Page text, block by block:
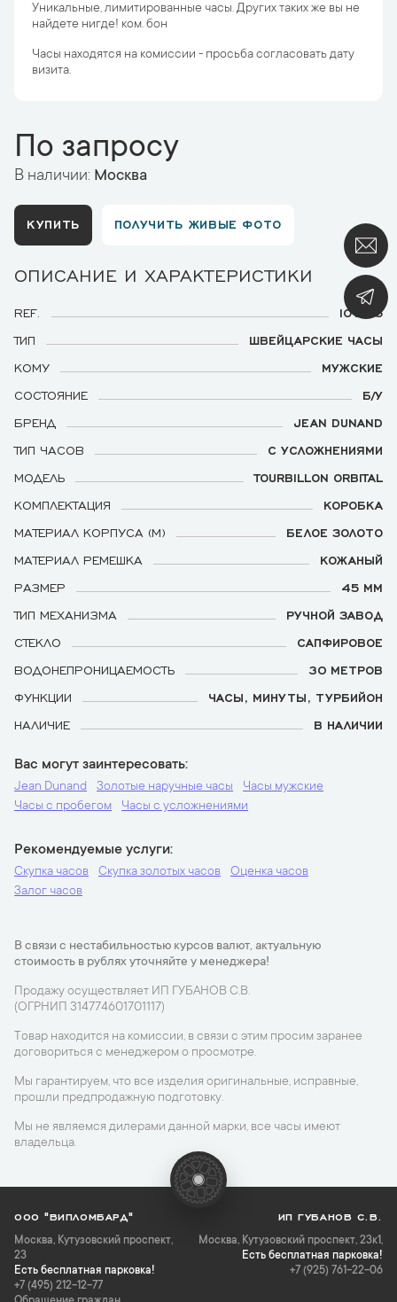
Уникальные, лимитированные часы. Других таких же вы не
найдете нигде! ком. бон
Часы находятся на комиссии - просьба согласовать дату
визита.
По запросу
В наличии: Москва
КУПИТЬ ПОЛУЧИТЬ ЖИВЫЕ ФОТО
ОПИСАНИЕ И ХАРАКТЕРИСТИКИ
REF.
IO1955
ТИП
ШВЕЙЦАРСКИЕ ЧАСЫ
КОМУ
МУЖСКИЕ
СОСТОЯНИЕ
Б/У
БРЕНД
JEAN DUNAND
ТИП ЧАСОВ
С УСЛОЖНЕНИЯМИ
МОДЕЛЬ
TOURBILLON ORBITAL
КОМПЛЕКТАЦИЯ
КОРОБКА
МАТЕРИАЛ КОРПУСА (М)
БЕЛОЕ ЗОЛОТО
МАТЕРИАЛ РЕМЕШКА
КОЖАНЫЙ
РАЗМЕР
45 ММ
ТИП МЕХАНИЗМА
РУЧНОЙ ЗАВОД
СТЕКЛО
САПФИРОВОЕ
ВОДОНЕПРОНИЦАЕМОСТЬ
30 МЕТРОВ
ФУНКЦИИ
ЧАСЫ, МИНУТЫ, ТУРБИЙОН
НАЛИЧИЕ
В НАЛИЧИИ
Вас могут заинтересовать
Jean Dunand Золотые наручные часы
Часы мужские
Часы с пробегом
Часы с усложнениями
Рекомендуемые услуги
Скупка часов Скупка золотых часов
Оценка часов
Залог часов
В связи с нестабильностью курсов валют, актуальную
стоимость в рублях уточняйте у менеджера!
Продажу осуществляет ИП ГУБАНОВ С.В.
(ОГРНИП 314774601701117)
Товар находится на комиссии, в связи с этим просим заранее
договориться с менеджером о просмотре.
Мы гарантируем, что все изделия оригинальные, исправные,
прошли предпродажную подготовку.
Мы не являемся дилерами данной марки, все часы имеют
владельца.
ООО "ВИПЛОМБАРД"
Москва, Кутузовский проспект,
23
Есть бесплатная парковка!
+7 (495) 212-12-77
ИП ГУБАНОВ С.В.
Москва, Кутузовский проспект, 23к1,
Есть бесплатная парковка!
+7 (925) 761-22-06